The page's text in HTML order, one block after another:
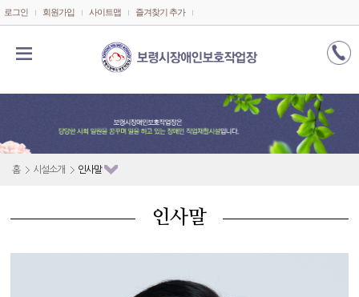
로그인 회원가입 사이트맵 즐겨찾기 추가
홈 시설소개 인사말
인사말